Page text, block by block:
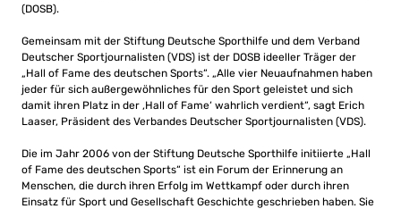
(DOSB).
Gemeinsam mit der Stiftung Deutsche Sporthilfe und dem Verband
Deutscher Sportjournalisten (VDS) ist der DOSB ideeller Träger der
„Hall of Fame des deutschen Sports“. „Alle vier Neuaufnahmen haben
jeder für sich außergewöhnliches für den Sport geleistet und sich
damit ihren Platz in der ‚Hall of Fame‘ wahrlich verdient“, sagt Erich
Laaser, Präsident des Verbandes Deutscher Sportjournalisten (VDS).
Die im Jahr 2006 von der Stiftung Deutsche Sporthilfe initiierte „Hall
of Fame des deutschen Sports“ ist ein Forum der Erinnerung an
Menschen, die durch ihren Erfolg im Wettkampf oder durch ihren
Einsatz für Sport und Gesellschaft Geschichte geschrieben haben. Sie